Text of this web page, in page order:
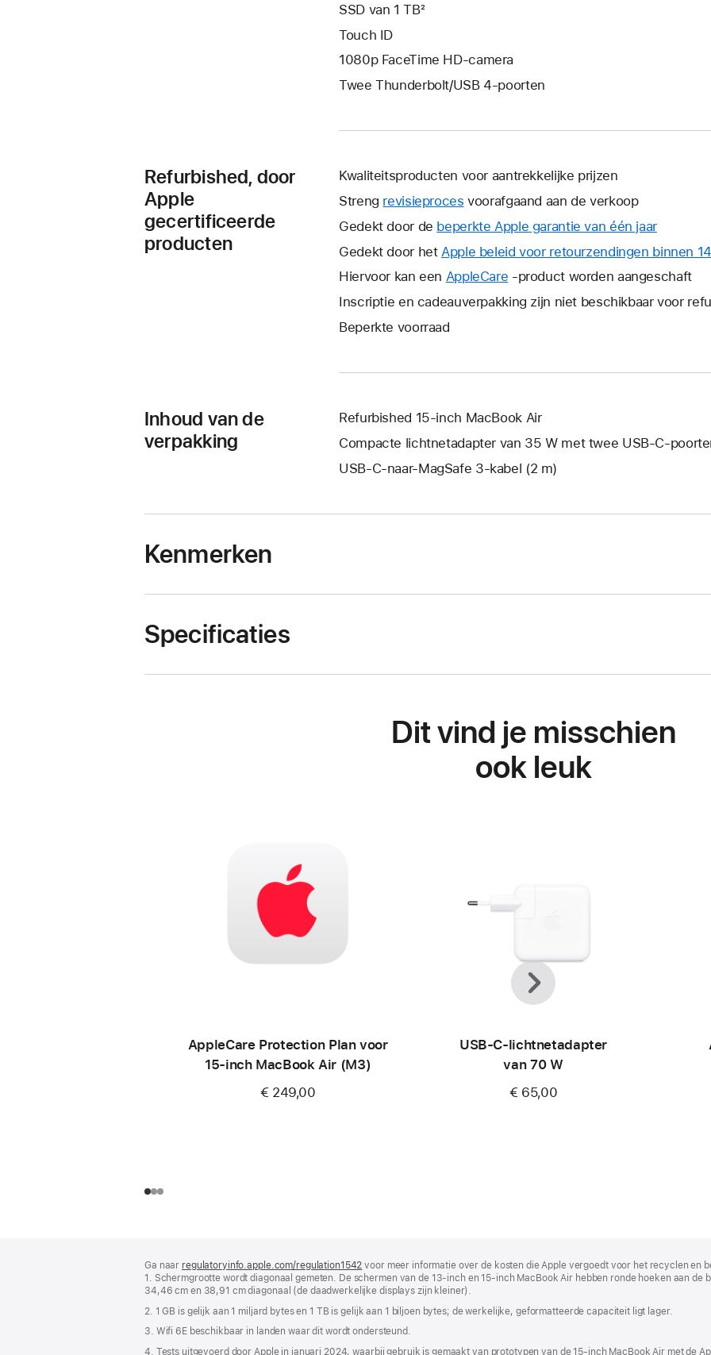
SSD van 1 TB²
Touch ID
1080p FaceTime HD-camera
Twee Thunderbolt/USB 4-poorten
Refurbished, door
Apple
gecertificeerde
producten
Kwaliteitsproducten voor aantrekkelijke prijzen
Streng revisieproces voorafgaand aan de verkoop
Gedekt door de beperkte Apple garantie van één jaarHierdoor
wordt
een
nieuw
Gedekt door het Apple beleid voor retourzendingen binnen
Hiervoor kan een AppleCare Hierdoor
wordt
venster
-product worden aangeschaft
Inscriptie en cadeauverpakking zijn niet beschikbaar voor
Beperkte voorraad
Inhoud van de
verpakking
Refurbished 15‑inch MacBook Air
Compacte lichtnetadapter van 35 W met twee USB‑C-
USB‑C-naar-MagSafe 3-kabel (2 m)
Kenmerken
Specificaties
Dit vind je misschien
ook leuk
AppleCare Protection Plan voor
15‑inch MacBook Air (M3)
€ 249,00
USB‑C-lichtnetadapter
van 70 W
€ 65,00
Vorige
Volgende
Ga naar regulatoryinfo.apple.com/regulation1542 (wordt
in
nieuw
geopend)
voor meer informatie over de kosten die Apple vergoedt voor het recyclen en
1. Schermgrootte wordt diagonaal gemeten. De schermen van de 13‑inch en 15‑inch MacBook Air hebben ronde hoeken aan de
34,46 cm en 38,91 cm diagonaal (de daadwerkelijke displays zijn kleiner).
2. 1 GB is gelijk aan 1 miljard bytes en 1 TB is gelijk aan 1 biljoen bytes; de werkelijke, geformatteerde capaciteit ligt lager.
3. Wifi 6E beschikbaar in landen waar dit wordt ondersteund.
4. Tests uitgevoerd door Apple in januari 2024, waarbij gebruik is gemaakt van prototypen van de 15‑inch MacBook Air met de